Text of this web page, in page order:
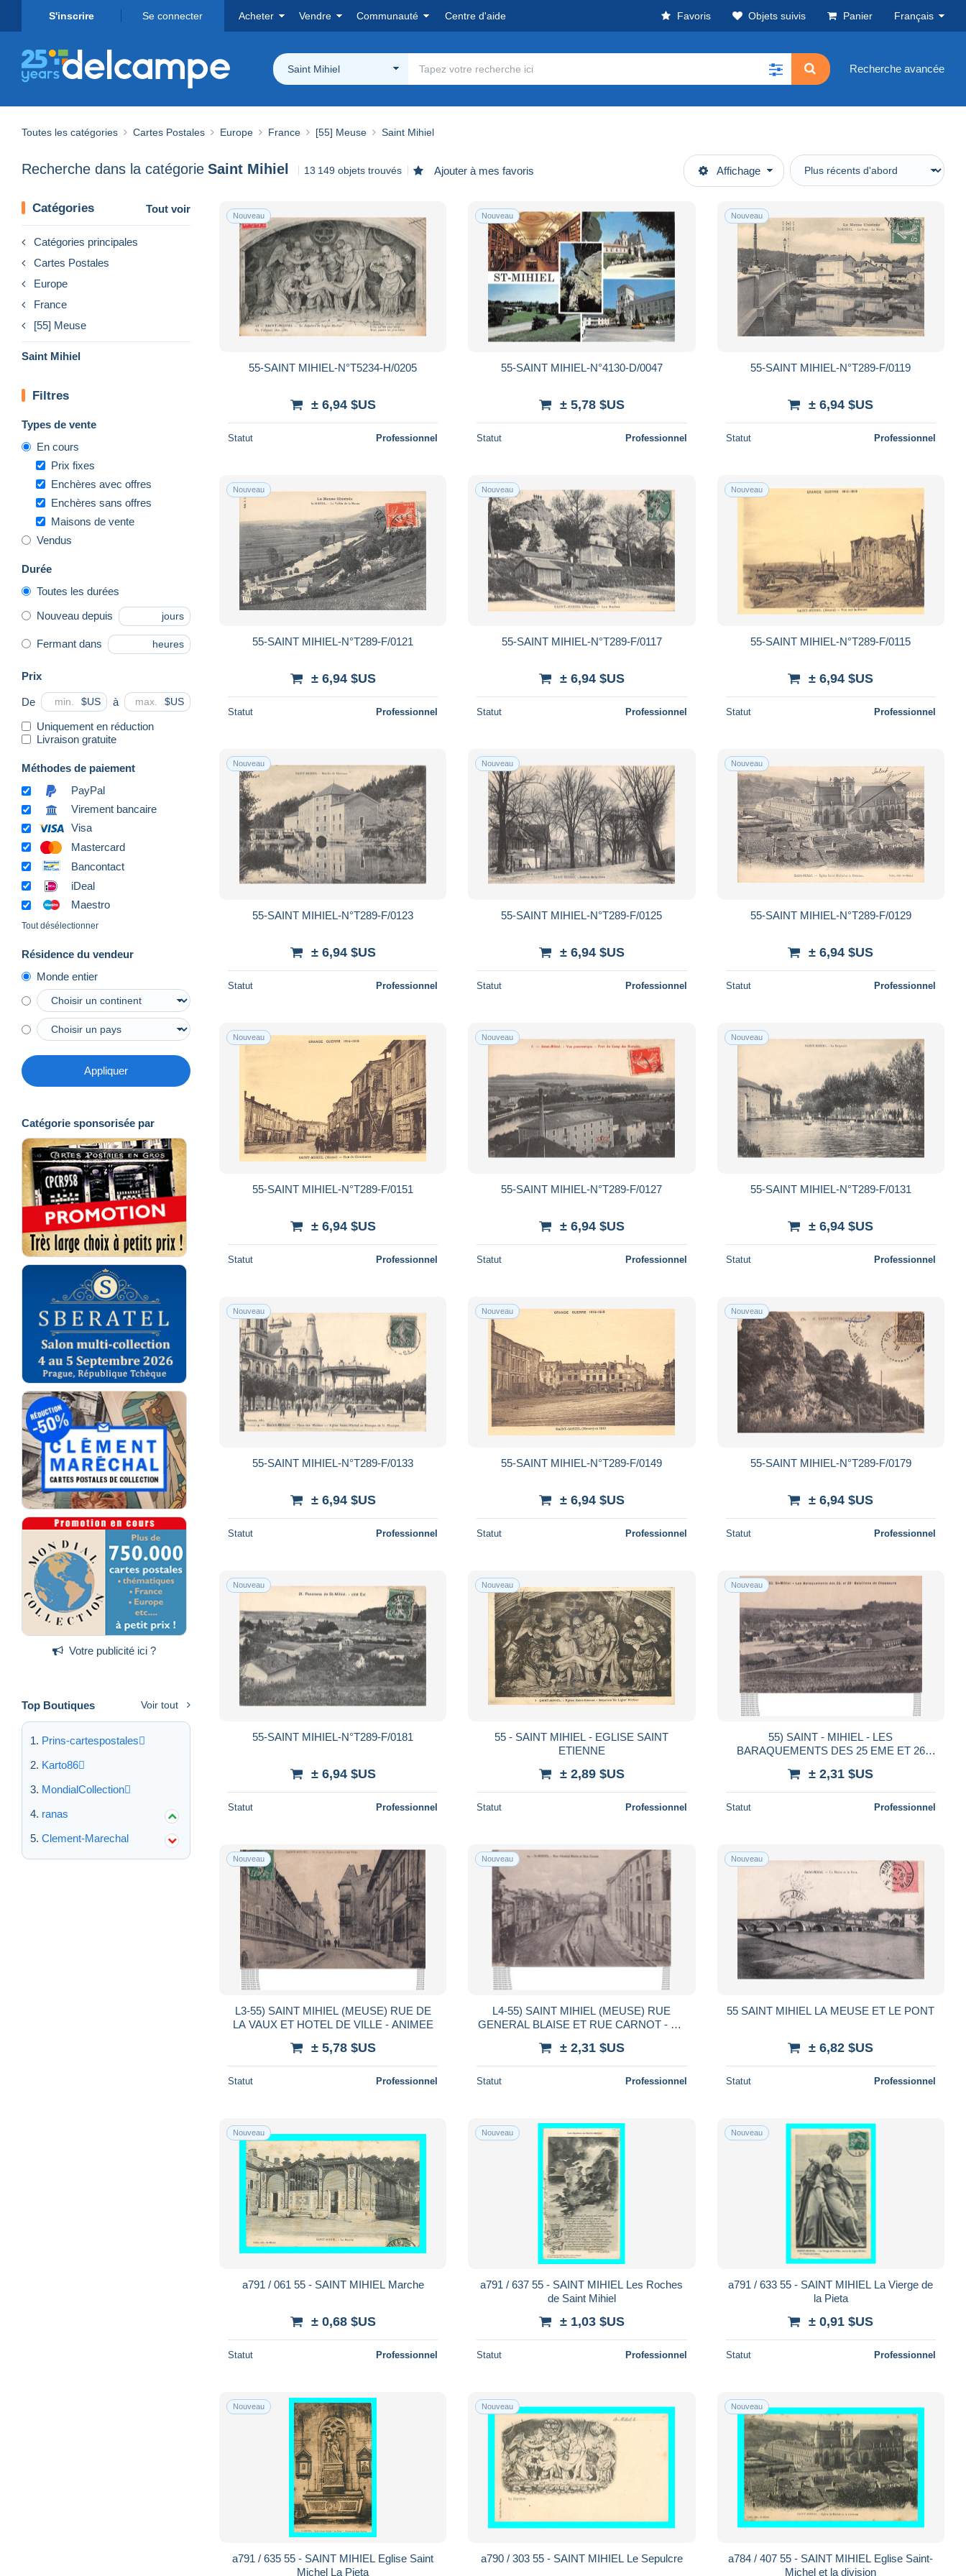
S'inscrire Se connecter Acheter Vendre Communauté Centre d'aide Favoris Objets suivis Panier Français
Saint Mihiel Recherche avancée
Toutes les catégories Cartes Postales Europe France [55] Meuse Saint Mihiel
Recherche dans la catégorie Saint Mihiel 13 149 objets trouvés Ajouter à mes favoris Affichage
Catégories Tout voir
Catégories principales
Cartes Postales
Europe
France
[55] Meuse
Saint Mihiel
Filtres
Types de vente
En cours
Prix fixes
Enchères avec offres
Enchères sans offres
Maisons de vente
Vendus
Durée
Toutes les durées
Nouveau depuis jours
Fermant dans heures
Prix
De $US à $US
Uniquement en réduction
Livraison gratuite
Méthodes de paiement
PayPal
Virement bancaire
Visa
Mastercard
Bancontact
iDeal
Maestro
Tout désélectionner
Résidence du vendeur
Monde entier
Appliquer
Catégorie sponsorisée par
Votre publicité ici ?
Top Boutiques Voir tout
Prins-cartespostales
Karto86
MondialCollection
ranas
Clement-Marechal
Nouveau
55-SAINT MIHIEL-N°T5234-H/0205
± 6,94 $US
Statut Professionnel
Nouveau
55-SAINT MIHIEL-N°4130-D/0047
± 5,78 $US
Statut Professionnel
Nouveau
55-SAINT MIHIEL-N°T289-F/0119
± 6,94 $US
Statut Professionnel
Nouveau
55-SAINT MIHIEL-N°T289-F/0121
± 6,94 $US
Statut Professionnel
Nouveau
55-SAINT MIHIEL-N°T289-F/0117
± 6,94 $US
Statut Professionnel
Nouveau
55-SAINT MIHIEL-N°T289-F/0115
± 6,94 $US
Statut Professionnel
Nouveau
55-SAINT MIHIEL-N°T289-F/0123
± 6,94 $US
Statut Professionnel
Nouveau
55-SAINT MIHIEL-N°T289-F/0125
± 6,94 $US
Statut Professionnel
Nouveau
55-SAINT MIHIEL-N°T289-F/0129
± 6,94 $US
Statut Professionnel
Nouveau
55-SAINT MIHIEL-N°T289-F/0151
± 6,94 $US
Statut Professionnel
Nouveau
55-SAINT MIHIEL-N°T289-F/0127
± 6,94 $US
Statut Professionnel
Nouveau
55-SAINT MIHIEL-N°T289-F/0131
± 6,94 $US
Statut Professionnel
Nouveau
55-SAINT MIHIEL-N°T289-F/0133
± 6,94 $US
Statut Professionnel
Nouveau
55-SAINT MIHIEL-N°T289-F/0149
± 6,94 $US
Statut Professionnel
Nouveau
55-SAINT MIHIEL-N°T289-F/0179
± 6,94 $US
Statut Professionnel
Nouveau
55-SAINT MIHIEL-N°T289-F/0181
± 6,94 $US
Statut Professionnel
Nouveau
55 - SAINT MIHIEL - EGLISE SAINT
ETIENNE
± 2,89 $US
Statut Professionnel
Nouveau
55) SAINT - MIHIEL - LES
BARAQUEMENTS DES 25 EME ET 26
EDITEUR RAMEAU - 2 SCANS
± 2,31 $US
Statut Professionnel
Nouveau
L3-55) SAINT MIHIEL (MEUSE) RUE DE
LA VAUX ET HOTEL DE VILLE - ANIMEE
± 5,78 $US
Statut Professionnel
Nouveau
L4-55) SAINT MIHIEL (MEUSE) RUE
GENERAL BLAISE ET RUE CARNOT - EN
± 2,31 $US
Statut Professionnel
Nouveau
55 SAINT MIHIEL LA MEUSE ET LE PONT
± 6,82 $US
Statut Professionnel
Nouveau
a791 / 061 55 - SAINT MIHIEL Marche
± 0,68 $US
Statut Professionnel
Nouveau
a791 / 637 55 - SAINT MIHIEL Les Roches
de Saint Mihiel
± 1,03 $US
Statut Professionnel
Nouveau
a791 / 633 55 - SAINT MIHIEL La Vierge de
la Pieta
± 0,91 $US
Statut Professionnel
Nouveau
a791 / 635 55 - SAINT MIHIEL Eglise Saint
Michel La Pieta
Nouveau
a790 / 303 55 - SAINT MIHIEL Le Sepulcre
Nouveau
a784 / 407 55 - SAINT MIHIEL Eglise Saint-
Michel et la division